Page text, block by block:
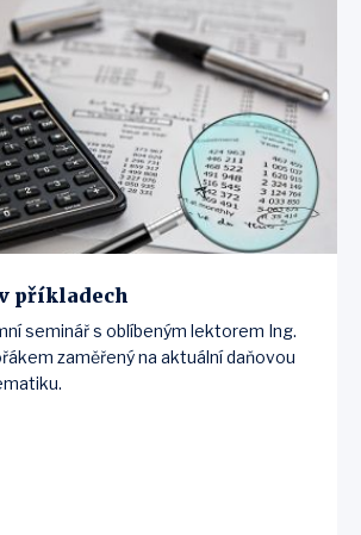
příkladech
seminář s oblíbeným lektorem Ing.
zaměřený na aktuální daňovou